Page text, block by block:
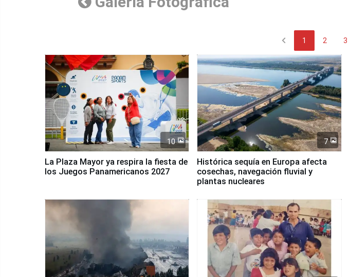
chevron_left 1 2 3
10
La Plaza Mayor ya respira la fiesta de
los Juegos Panamericanos 2027
7
Histórica sequía en Europa afecta
cosechas, navegación fluvial y
plantas nucleares